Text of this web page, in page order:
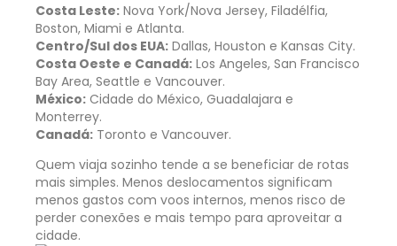
Costa Leste: Nova York/Nova Jersey, Filadélfia,
Boston, Miami e Atlanta.
Centro/Sul dos EUA: Dallas, Houston e Kansas City.
Costa Oeste e Canadá: Los Angeles, San Francisco
Bay Area, Seattle e Vancouver.
México: Cidade do México, Guadalajara e
Monterrey.
Canadá: Toronto e Vancouver.
Quem viaja sozinho tende a se beneficiar de rotas
mais simples. Menos deslocamentos significam
menos gastos com voos internos, menos risco de
perder conexões e mais tempo para aproveitar a
cidade.